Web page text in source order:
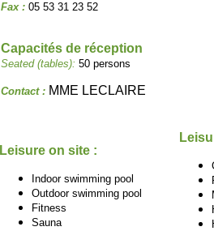
Fax : 05 53 31 23 52
Capacités de réception
Seated (tables): 50 persons
Contact : MME LECLAIRE
Leisure on site :
Indoor swimming pool
Outdoor swimming pool
Fitness
Sauna